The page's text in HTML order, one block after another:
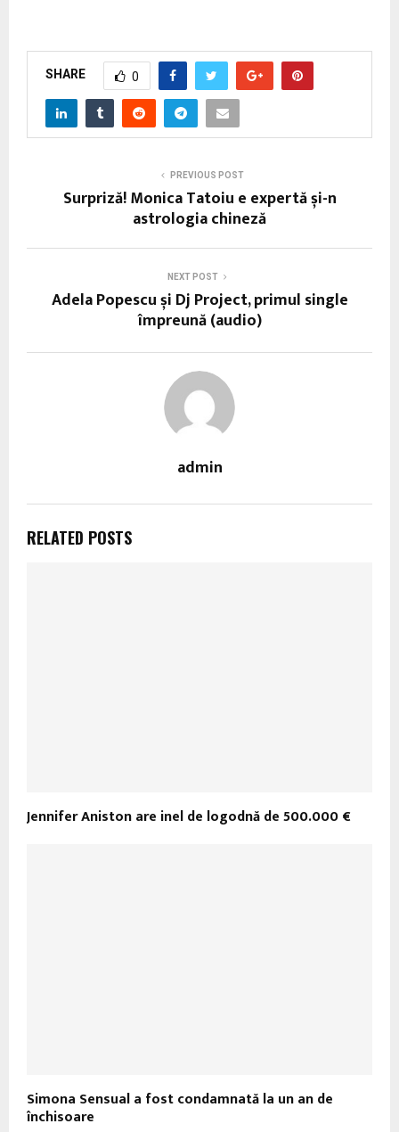
SHARE 0
PREVIOUS POST
Surpriză! Monica Tatoiu e expertă și-n
astrologia chineză
NEXT POST
Adela Popescu și Dj Project, primul single
împreună (audio)
admin
RELATED POSTS
Jennifer Aniston are inel de logodnă de 500.000 €
Simona Sensual a fost condamnată la un an de
închisoare